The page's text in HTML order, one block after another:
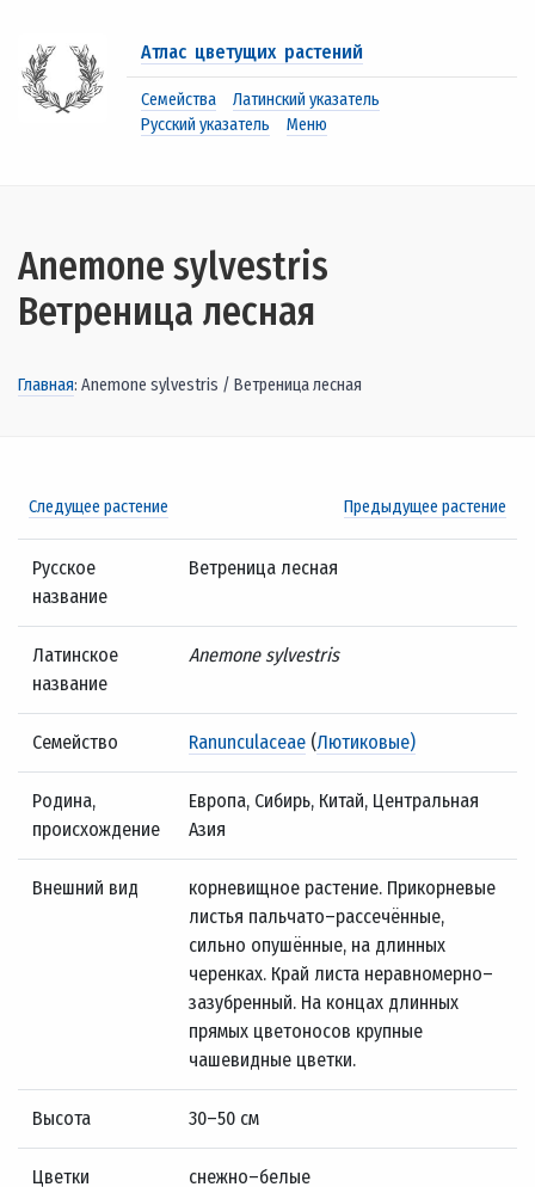
Атлас цветущих растений
Семейства
Латинский указатель
Русский указатель
Меню
Anemone sylvestris
Ветреница лесная
Главная: Anemone sylvestris / Ветреница лесная
Следущее растение Предыдущее растение
Русское
название
Ветреница лесная
Латинское
название
Anemone sylvestris
Семейство Ranunculaceae (Лютиковые)
Родина,
происхождение
Европа, Сибирь, Китай, Центральная
Азия
Внешний вид
корневищное растение. Прикорневые
листья пальчато–рассечённые,
сильно опушённые, на длинных
черенках. Край листа неравномерно–
зазубренный. На концах длинных
прямых цветоносов крупные
чашевидные цветки.
Высота 30–50 см
Цветки снежно–белые